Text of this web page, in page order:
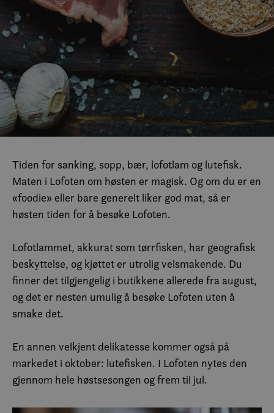
Tiden for sanking, sopp, bær, lofotlam og lutefisk.
Maten i Lofoten om høsten er magisk. Og om du er en
«foodie» eller bare generelt liker god mat, så er
høsten tiden for å besøke Lofoten.
Lofotlammet, akkurat som tørrfisken, har geografisk
beskyttelse, og kjøttet er utrolig velsmakende. Du
finner det tilgjengelig i butikkene allerede fra august,
og det er nesten umulig å besøke Lofoten uten å
smake det.
En annen velkjent delikatesse kommer også på
markedet i oktober: lutefisken. I Lofoten nytes den
gjennom hele høstsesongen og frem til jul.